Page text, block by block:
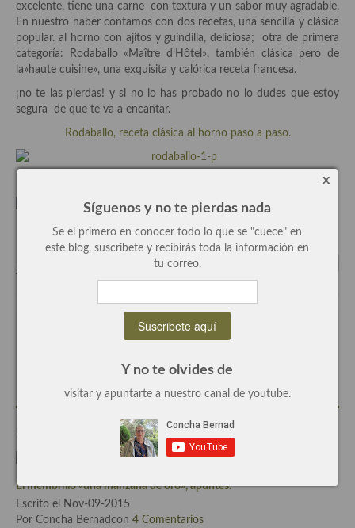
Postres con frutas
Quesos, recetas
Salazones y encurtidos
Recetas Especiales
Recetas de Cuaresma
Recetas maridadas con los mejores AOVES
Resumen tematicos de recetas
Cocina colombiana
Cocina Cajún y Creole
Cocina de Estados Unidos
excelente, tiene una carne con textura y un sabor muy agradable.
En nuestro haber contamos con dos recetas, una sencilla y clásica
popular. al horno con ajitos y guindilla, deliciosa; otra de primera
categoría: Rodaballo «Maître d’Hôtel», también clásica pero de
la»haute cuisine», una exquisita y calórica receta francesa.
¡no te las pierdas! y si no lo has probado no lo dudes que estoy
segura de que te va a encantar.
Rodaballo, receta clásica al horno paso a paso.
pescado,pez,rodaballo
Concha Bernad
Entradas Relacionadas
El membrillo «una manzana de oro», apuntes.
Escrito el Nov-09-2015
Por Concha Bernadcon 4 Comentarios
x
Síguenos y no te pierdas nada
Se el primero en conocer todo lo que se "cuece" en
este blog, suscribete y recibirás toda la información en
tu correo.
Y no te olvides de
visitar y apuntarte a nuestro canal de youtube.